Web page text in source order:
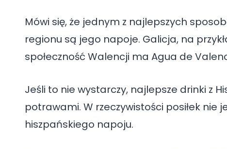
Mówi się, że jednym z najlepszych
regionu są jego napoje. Galicja, na
społeczność Walencji ma Agua de
Jeśli to nie wystarczy, najlepsze drinki z
potrawami. W rzeczywistości posiłek
hiszpańskiego napoju.